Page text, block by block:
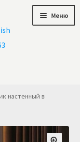
Меню
настенный в